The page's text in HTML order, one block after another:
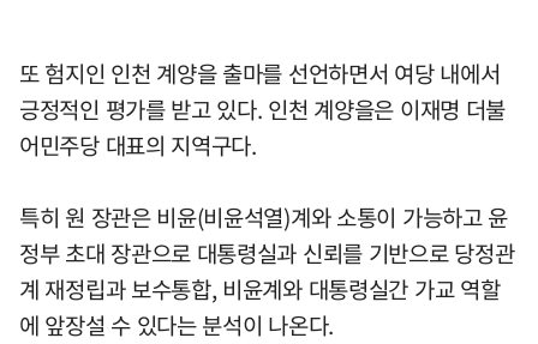
또 험지인 인천 계양을 출마를 선언하면서 여당 내에서
긍정적인 평가를 받고 있다. 인천 계양을은 이재명 더불
어민주당 대표의 지역구다.
특히 원 장관은 비윤(비윤석열)계와 소통이 가능하고 윤
정부 초대 장관으로 대통령실과 신뢰를 기반으로 당정관
계 재정립과 보수통합, 비윤계와 대통령실간 가교 역할
에 앞장설 수 있다는 분석이 나온다.